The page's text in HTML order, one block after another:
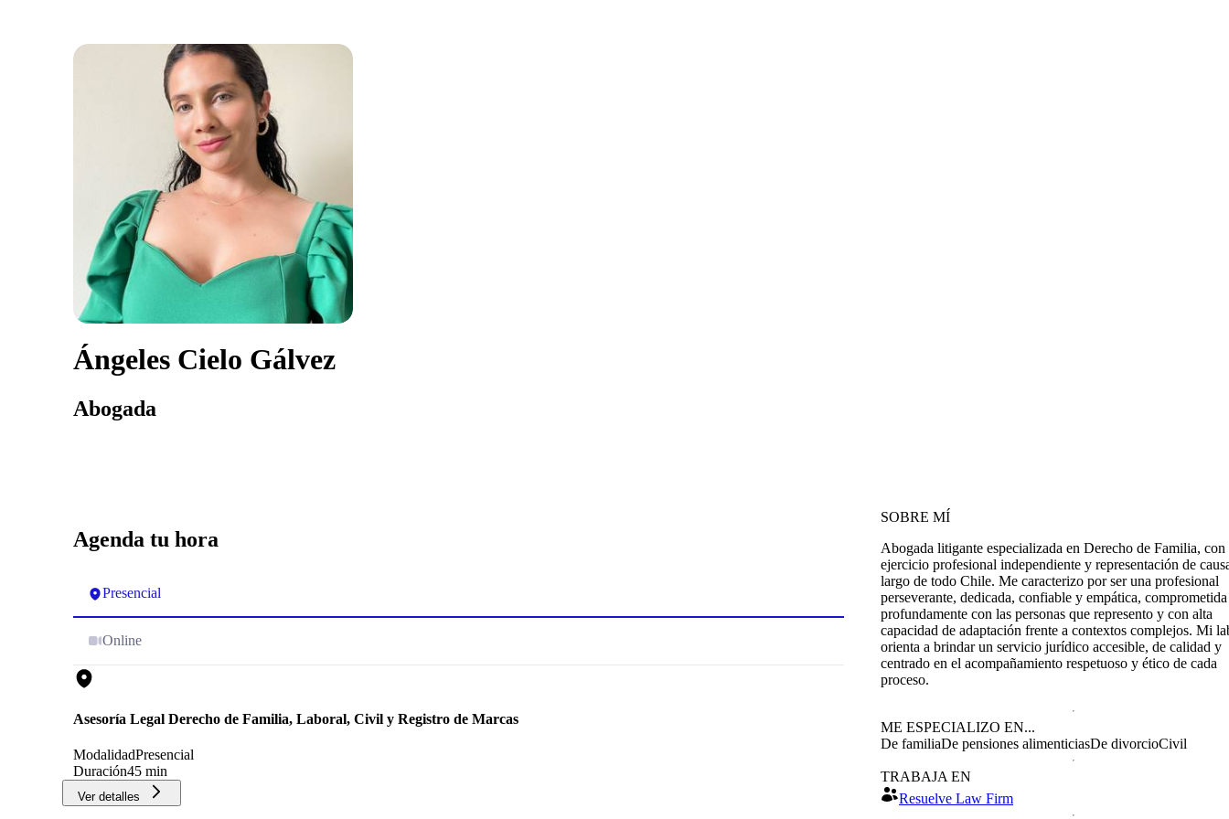
Ángeles Cielo Gálvez
Abogada
Agenda tu hora
Presencial
Online
Asesoría Legal Derecho de Familia, Laboral, Civil y Registro de Marcas
ModalidadPresencial
Duración45 min
Ver detalles
SOBRE MÍ
Abogada litigante especializada en Derecho de Familia, con
ejercicio profesional independiente y representación de
largo de todo Chile. Me caracterizo por ser una profesional
perseverante, dedicada, confiable y empática, comprometida
profundamente con las personas que represento y con alta
capacidad de adaptación frente a contextos complejos. Mi
orienta a brindar un servicio jurídico accesible, de calidad y
centrado en el acompañamiento respetuoso y ético de cada
proceso.
ME ESPECIALIZO EN...
De familiaDe pensiones alimenticiasDe divorcioCivil
TRABAJA EN
Resuelve Law Firm